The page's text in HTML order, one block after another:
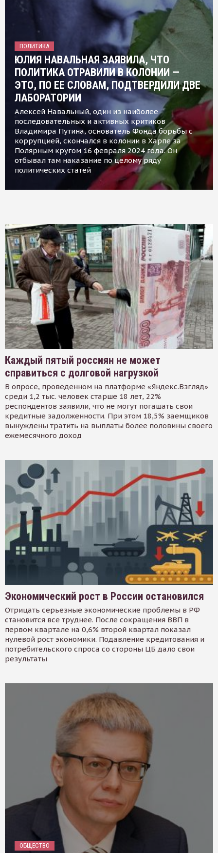
ПОЛИТИКА
ЮЛИЯ НАВАЛЬНАЯ ЗАЯВИЛА, ЧТО
ПОЛИТИКА ОТРАВИЛИ В КОЛОНИИ —
ЭТО, ПО ЕЕ СЛОВАМ, ПОДТВЕРДИЛИ ДВЕ
ЛАБОРАТОРИИ
Алексей Навальный, один из наиболее
последовательных и активных критиков
Владимира Путина, основатель Фонда борьбы с
коррупцией, скончался в колонии в Харпе за
Полярным кругом 16 февраля 2024 года. Он
отбывал там наказание по целому ряду
политических статей
Каждый пятый россиян не может
справиться с долговой нагрузкой
В опросе, проведенном на платформе «Яндекс.Взгляд»
среди 1,2 тыс. человек старше 18 лет, 22%
респондентов заявили, что не могут погашать свои
кредитные задолженности. При этом 18,5% заемщиков
вынуждены тратить на выплаты более половины своего
ежемесячного доход
Экономический рост в России остановился
Отрицать серьезные экономические проблемы в РФ
становится все труднее. После сокращения ВВП в
первом квартале на 0,6% второй квартал показал
нулевой рост экономики. Подавление кредитования и
потребительского спроса со стороны ЦБ дало свои
результаты
ОБЩЕСТВО